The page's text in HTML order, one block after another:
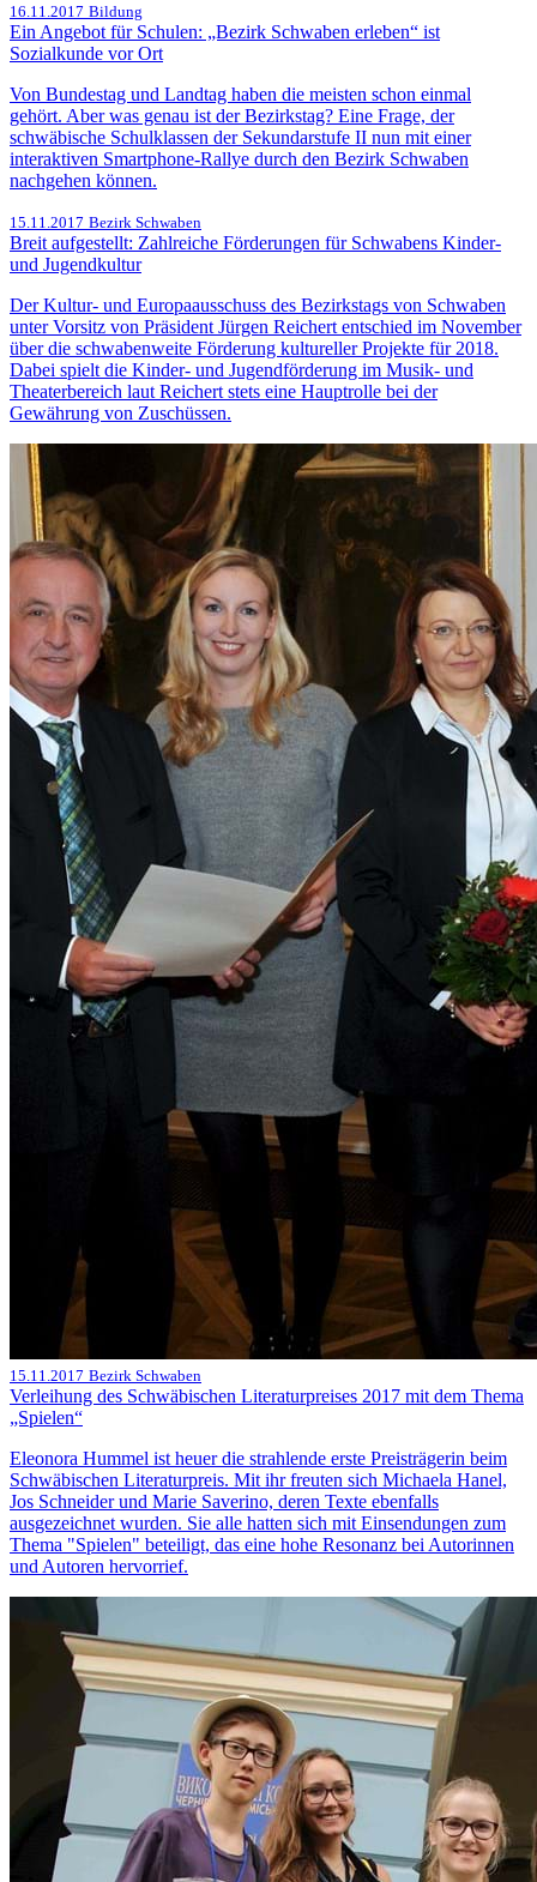
16.11.2017 Bildung
Ein Angebot für Schulen: „Bezirk Schwaben erleben“ ist
Sozialkunde vor Ort
Von Bundestag und Landtag haben die meisten schon einmal
gehört. Aber was genau ist der Bezirkstag? Eine Frage, der
schwäbische Schulklassen der Sekundarstufe II nun mit einer
interaktiven Smartphone-Rallye durch den Bezirk Schwaben
nachgehen können.
15.11.2017 Bezirk Schwaben
Breit aufgestellt: Zahlreiche Förderungen für Schwabens Kinder-
und Jugendkultur
Der Kultur- und Europaausschuss des Bezirkstags von Schwaben
unter Vorsitz von Präsident Jürgen Reichert entschied im November
über die schwabenweite Förderung kultureller Projekte für 2018.
Dabei spielt die Kinder- und Jugendförderung im Musik- und
Theaterbereich laut Reichert stets eine Hauptrolle bei der
Gewährung von Zuschüssen.
15.11.2017 Bezirk Schwaben
Verleihung des Schwäbischen Literaturpreises 2017 mit dem Thema
„Spielen“
Eleonora Hummel ist heuer die strahlende erste Preisträgerin beim
Schwäbischen Literaturpreis. Mit ihr freuten sich Michaela Hanel,
Jos Schneider und Marie Saverino, deren Texte ebenfalls
ausgezeichnet wurden. Sie alle hatten sich mit Einsendungen zum
Thema "Spielen" beteiligt, das eine hohe Resonanz bei Autorinnen
und Autoren hervorrief.